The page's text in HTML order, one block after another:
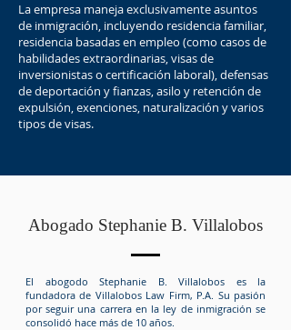
La empresa maneja exclusivamente asuntos
de inmigración, incluyendo residencia familiar,
residencia basadas en empleo (como casos de
habilidades extraordinarias, visas de
inversionistas o certificación laboral), defensas
de deportación y fianzas, asilo y retención de
expulsión, exenciones, naturalización y varios
tipos de visas.
Abogado Stephanie B. Villalobos
El abogodo Stephanie B. Villalobos es la
fundadora de Villalobos Law Firm, P.A. Su pasión
por seguir una carrera en la ley de inmigración se
consolidó hace más de 10 años.